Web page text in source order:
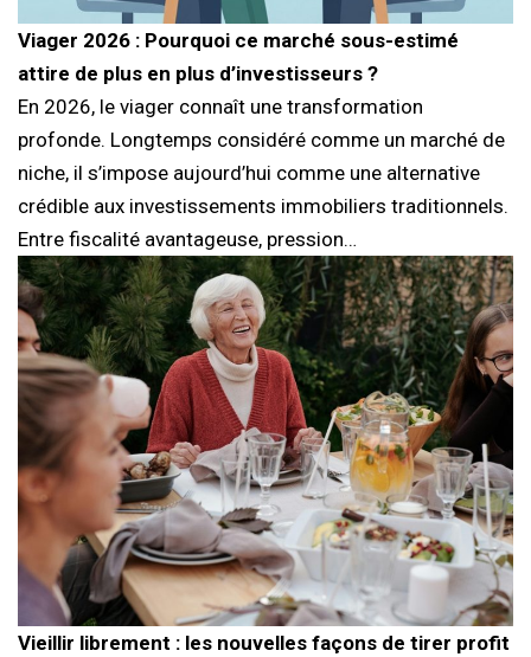
Viager 2026 : Pourquoi ce marché sous-estimé
attire de plus en plus d’investisseurs ?
En 2026, le viager connaît une transformation
profonde. Longtemps considéré comme un marché de
niche, il s’impose aujourd’hui comme une alternative
crédible aux investissements immobiliers traditionnels.
Entre fiscalité avantageuse, pression…
Vieillir librement : les nouvelles façons de tirer profit